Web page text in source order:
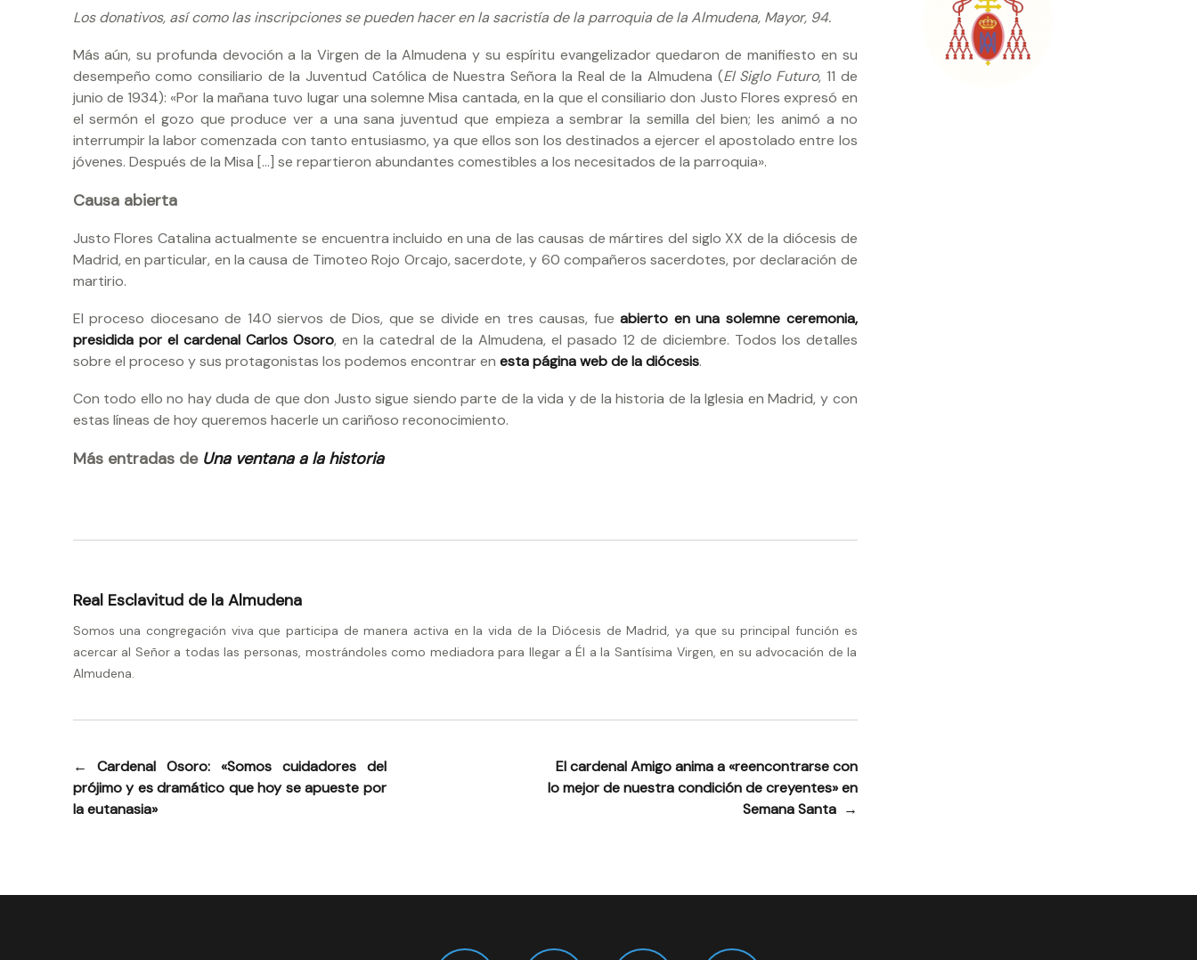
Los donativos, así como las inscripciones se pueden hacer en la sacristía de la parroquia de la Almudena, Mayor, 94.
Más aún, su profunda devoción a la Virgen de la Almudena y su espíritu evangelizador quedaron de manifiesto en su
desempeño como consiliario de la Juventud Católica de Nuestra Señora la Real de la Almudena (El Siglo Futuro, 11 de
junio de 1934): «Por la mañana tuvo lugar una solemne Misa cantada, en la que el consiliario don Justo Flores expresó en
el sermón el gozo que produce ver a una sana juventud que empieza a sembrar la semilla del bien; les animó a no
interrumpir la labor comenzada con tanto entusiasmo, ya que ellos son los destinados a ejercer el apostolado entre los
jóvenes. Después de la Misa […] se repartieron abundantes comestibles a los necesitados de la parroquia».
Causa abierta
Justo Flores Catalina actualmente se encuentra incluido en una de las causas de mártires del siglo XX de la diócesis de
Madrid, en particular, en la causa de Timoteo Rojo Orcajo, sacerdote, y 60 compañeros sacerdotes, por declaración de
martirio.
El proceso diocesano de 140 siervos de Dios, que se divide en tres causas, fueabierto en una solemne ceremonia,
presidida por el cardenal Carlos Osoro, en la catedral de la Almudena, el pasado 12 de diciembre. Todos los detalles
sobre el proceso y sus protagonistas los podemos encontrar en esta página web de la diócesis.
Con todo ello no hay duda de que don Justo sigue siendo parte de la vida y de la historia de la Iglesia en Madrid, y con
estas líneas de hoy queremos hacerle un cariñoso reconocimiento.
Más entradas de Una ventana a la historia
Real Esclavitud de la Almudena
Somos una congregación viva que participa de manera activa en la vida de la Diócesis de Madrid, ya que su principal función es
acercar al Señor a todas las personas, mostrándoles como mediadora para llegar a Él a la Santísima Virgen, en su advocación de la
Almudena.
Navegación
de
←
Cardenal Osoro: «Somos cuidadores del
prójimo y es dramático que hoy se apueste por
la eutanasia»
El cardenal Amigo anima a «reencontrarse con
lo mejor de nuestra condición de creyentes» en
Semana Santa →